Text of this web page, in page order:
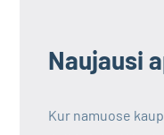
Naujausi
Kur namuose